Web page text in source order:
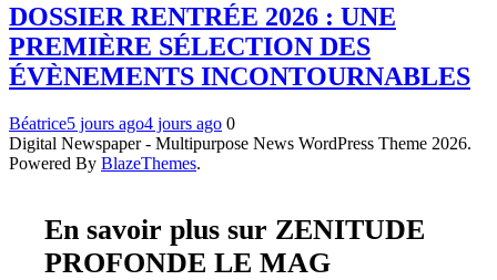
DOSSIER RENTRÉE 2026 : UNE
PREMIÈRE SÉLECTION DES
ÉVÈNEMENTS INCONTOURNABLES
Béatrice5 jours ago4 jours ago 0
Digital Newspaper - Multipurpose News WordPress Theme 2026.
Powered By BlazeThemes.
En savoir plus sur ZENITUDE
PROFONDE LE MAG